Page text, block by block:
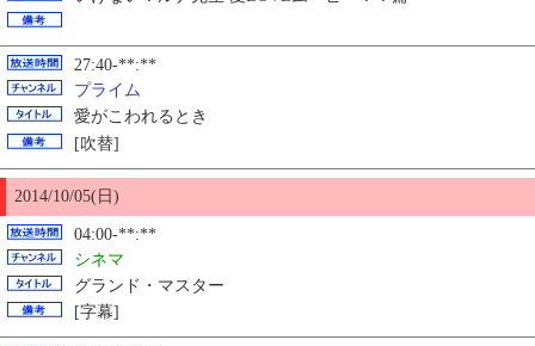
27:40-**:**
プライム
愛がこわれるとき
[吹替]
2014/10/05(日)
04:00-**:**
シネマ
グランド・マスター
[字幕]